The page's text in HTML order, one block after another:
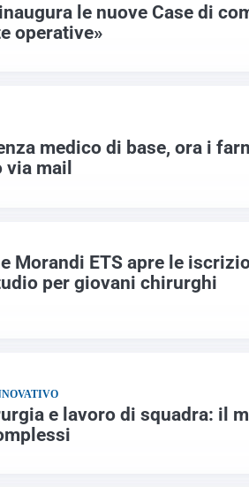
le nuove Case di
operative»
medico di base, ora i
mail
Morandi ETS apre le
per giovani chirurghi
e lavoro di squadra: il